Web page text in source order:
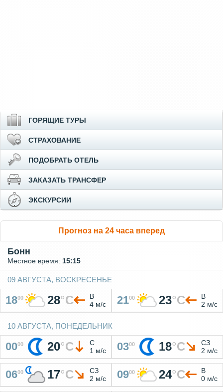
ГОРЯЩИЕ ТУРЫ
СТРАХОВАНИЕ
ПОДОБРАТЬ ОТЕЛЬ
ЗАКАЗАТЬ ТРАНСФЕР
ЭКСКУРСИИ
Прогноз на 24 часа вперед
Бонн
Местное время: 15:15
09 АВГУСТА, ВОСКРЕСЕНЬЕ
1800 28°C
В
4 м/с
2100 23°C
В
2 м/с
10 АВГУСТА, ПОНЕДЕЛЬНИК
0000 20°C
С
1 м/с
0300 18°C
СЗ
2 м/с
0600 17°C
СЗ
2 м/с
0900 24°C
В
0 м/с